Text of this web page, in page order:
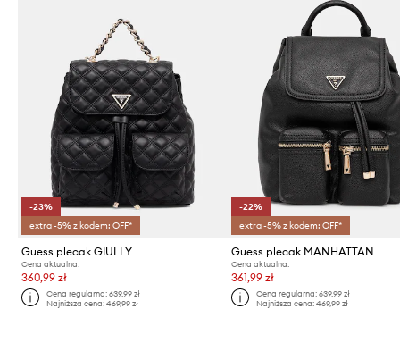
-23%
extra -5% z kodem: OFF*
Guess plecak GIULLY
Cena aktualna:
360,99 zł
Cena regularna:639,99 zł
Najniższa cena:469,99 zł
-22%
extra -5% z kodem: OFF*
Guess plecak MANHATTAN
Cena aktualna:
361,99 zł
Cena regularna: 639,99 zł
Najniższa cena: 469,99 zł